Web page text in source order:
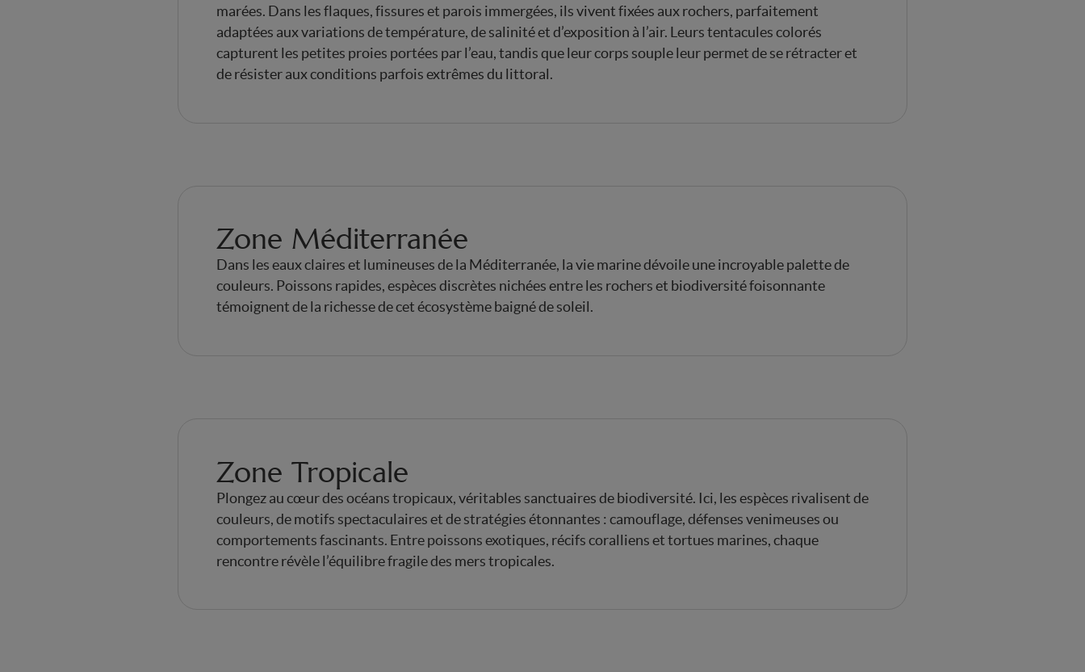
marées. Dans les flaques, fissures et parois immergées, ils vivent fixées aux rochers, parfaitement
adaptées aux variations de température, de salinité et d’exposition à l’air. Leurs tentacules colorés
capturent les petites proies portées par l’eau, tandis que leur corps souple leur permet de se rétracter et
de résister aux conditions parfois extrêmes du littoral.
Zone Méditerranée
Dans les eaux claires et lumineuses de la Méditerranée, la vie marine dévoile une incroyable palette de
couleurs. Poissons rapides, espèces discrètes nichées entre les rochers et biodiversité foisonnante
témoignent de la richesse de cet écosystème baigné de soleil.
Zone Tropicale
Plongez au cœur des océans tropicaux, véritables sanctuaires de biodiversité. Ici, les espèces rivalisent de
couleurs, de motifs spectaculaires et de stratégies étonnantes : camouflage, défenses venimeuses ou
comportements fascinants. Entre poissons exotiques, récifs coralliens et tortues marines, chaque
rencontre révèle l’équilibre fragile des mers tropicales.